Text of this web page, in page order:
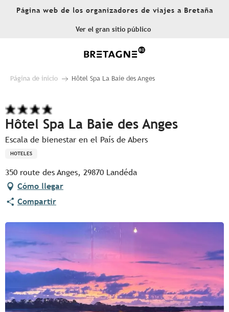
AllerPágina web de los organizadores de viajes a Bretaña
Ver el gran sitio público
Página de inicio Hôtel Spa La Baie des Anges
Hôtel Spa La Baie des Anges
Escala de bienestar en el País de Abers
HOTELES
350 route des Anges, 29870 Landéda
Cómo llegar
Compartir